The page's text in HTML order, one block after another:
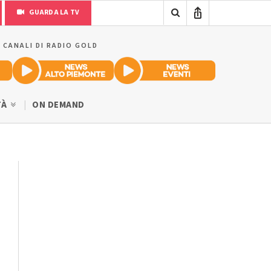
GUARDA LA TV
DI RADIO GOLD
ON DEMAND